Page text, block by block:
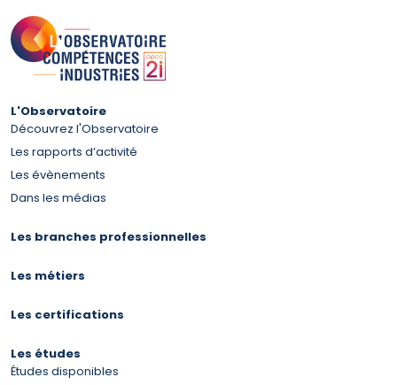
L'Observatoire
Découvrez l'Observatoire
Les rapports d’activité
Les évènements
Dans les médias
Les branches professionnelles
Les métiers
Les certifications
Les études
Études disponibles